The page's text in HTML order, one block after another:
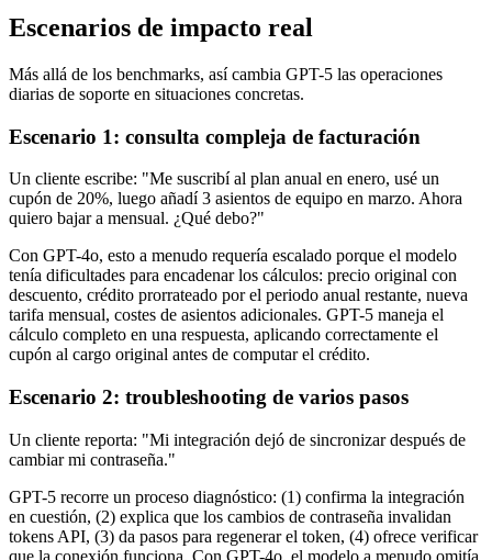
Escenarios de impacto real
Más allá de los benchmarks, así cambia GPT-5 las operaciones
diarias de soporte en situaciones concretas.
Escenario 1: consulta compleja de facturación
Un cliente escribe: "Me suscribí al plan anual en enero, usé un
cupón de 20%, luego añadí 3 asientos de equipo en marzo. Ahora
quiero bajar a mensual. ¿Qué debo?"
Con GPT-4o, esto a menudo requería escalado porque el modelo
tenía dificultades para encadenar los cálculos: precio original con
descuento, crédito prorrateado por el periodo anual restante, nueva
tarifa mensual, costes de asientos adicionales. GPT-5 maneja el
cálculo completo en una respuesta, aplicando correctamente el
cupón al cargo original antes de computar el crédito.
Escenario 2: troubleshooting de varios pasos
Un cliente reporta: "Mi integración dejó de sincronizar después de
cambiar mi contraseña."
GPT-5 recorre un proceso diagnóstico: (1) confirma la integración
en cuestión, (2) explica que los cambios de contraseña invalidan
tokens API, (3) da pasos para regenerar el token, (4) ofrece verificar
que la conexión funciona. Con GPT-4o, el modelo a menudo omitía